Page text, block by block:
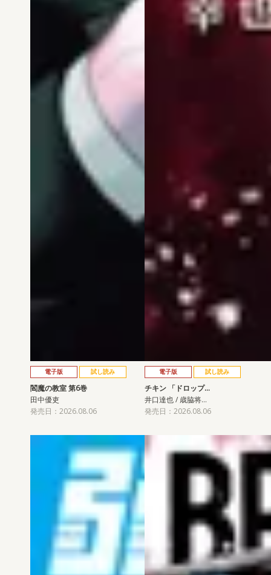
電子版 試し読み
閻魔の教室 第6巻
田中優吏
発売日：2026.08.06
電子版 試し読み
チキン 「ドロップ…
井口達也 / 歳脇将…
発売日：2026.08.06